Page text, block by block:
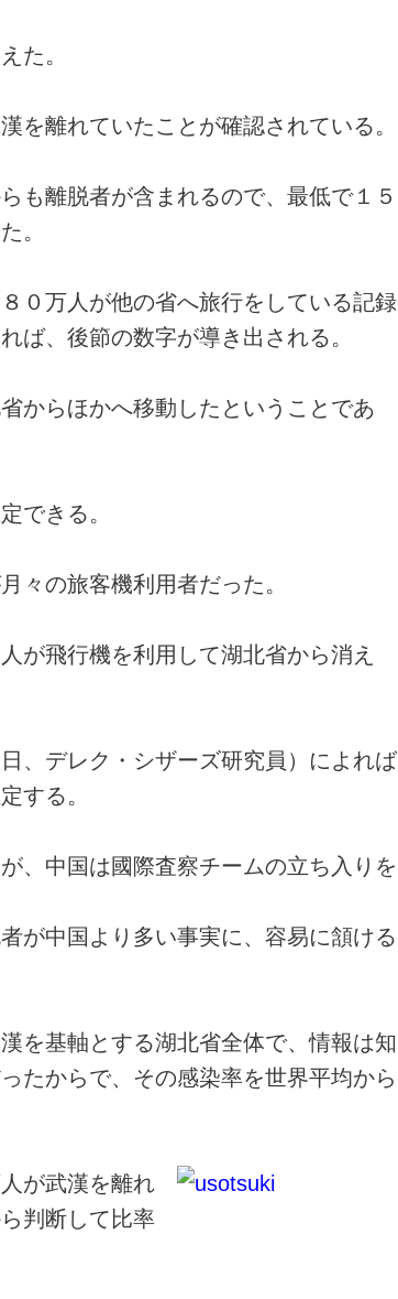
た。
を離れていたことが確認されている。
も離脱者が含まれるので、最低で１５
。
０万人が他の省へ旅行をしている記録
ば、後節の数字が導き出される。
からほかへ移動したということであ
できる。
々の旅客機利用者だった。
が飛行機を利用して湖北省から消え
、デレク・シザーズ研究員）によれば
する。
、中国は國際査察チームの立ち入りを
が中国より多い事実に、容易に頷ける
を基軸とする湖北省全体で、情報は知
たからで、その感染率を世界平均から
が武漢を離れ
判断して比率